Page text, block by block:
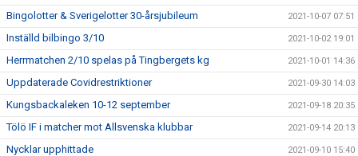
Bingolotter & Sverigelotter 30-årsjubileum 2021-10-07 07:51
Inställd bilbingo 3/10 2021-10-02 19:01
Herrmatchen 2/10 spelas på Tingbergets kg 2021-10-01 14:36
Uppdaterade Covidrestriktioner 2021-09-30 14:03
Kungsbackaleken 10-12 september 2021-09-18 20:35
Tölö IF i matcher mot Allsvenska klubbar 2021-09-14 20:13
Nycklar upphittade 2021-09-10 15:40